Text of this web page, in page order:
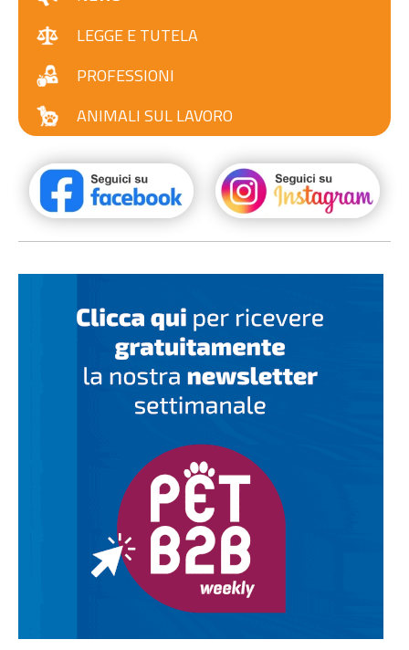
LEGGE E TUTELA
PROFESSIONI
ANIMALI SUL LAVORO